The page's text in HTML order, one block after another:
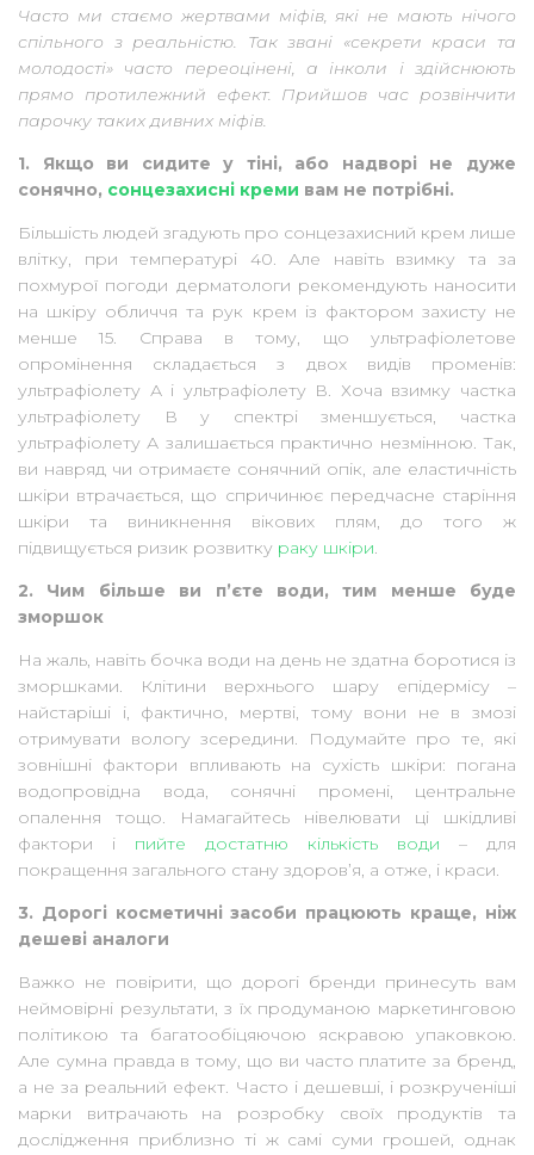
Часто ми стаємо жертвами міфів, які не мають нічого
спільного з реальністю. Так звані «секрети краси та
молодості» часто переоцінені, а інколи і здійснюють
прямо протилежний ефект. Прийшов час розвінчити
парочку таких дивних міфів.
1. Якщо ви сидите у тіні, або надворі не дуже
сонячно, сонцезахисні креми вам не потрібні.
Більшість людей згадують про сонцезахисний крем лише
влітку, при температурі 40. Але навіть взимку та за
похмурої погоди дерматологи рекомендують наносити
на шкіру обличчя та рук крем із фактором захисту не
менше 15. Справа в тому, що ультрафіолетове
опромінення складається з двох видів променів:
ультрафіолету А і ультрафіолету В. Хоча взимку частка
ультрафіолету В у спектрі зменшується, частка
ультрафіолету А залишається практично незмінною. Так,
ви навряд чи отримаєте сонячний опік, але еластичність
шкіри втрачається, що спричинює передчасне старіння
шкіри та виникнення вікових плям, до того ж
підвищується ризик розвитку раку шкіри
2. Чим більше ви п’єте води, тим менше буде
зморшок
На жаль, навіть бочка води на день не здатна боротися із
зморшками. Клітини верхнього шару епідермісу –
найстаріші і, фактично, мертві, тому вони не в змозі
отримувати вологу зсередини. Подумайте про те, які
зовнішні фактори впливають на сухість шкіри: погана
водопровідна вода, сонячні промені, центральне
опалення тощо. Намагайтесь нівелювати ці шкідливі
фактори і пийте достатню кількість води – для
покращення загального стану здоров’я, а отже, і краси.
3. Дорогі косметичні засоби працюють краще, ніж
дешеві аналоги
Важко не повірити, що дорогі бренди принесуть вам
неймовірні результати, з їх продуманою маркетинговою
політикою та багатообіцяючою яскравою упаковкою.
Але сумна правда в тому, що ви часто платите за бренд,
а не за реальний ефект. Часто і дешевші, і розкрученіші
марки витрачають на розробку своїх продуктів та
дослідження приблизно ті ж самі суми грошей, однак